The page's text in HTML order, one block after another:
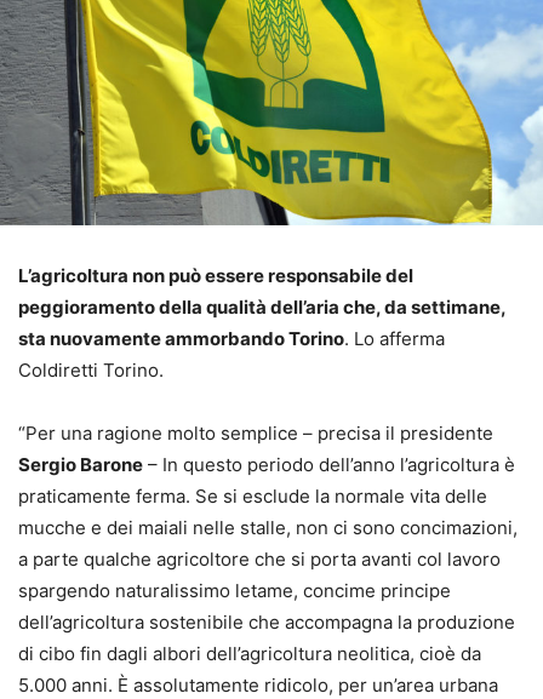
L’agricoltura non può essere responsabile del
peggioramento della qualità dell’aria che, da settimane,
sta nuovamente ammorbando Torino. Lo afferma
Coldiretti Torino.
“Per una ragione molto semplice – precisa il presidente
Sergio Barone – In questo periodo dell’anno l’agricoltura è
praticamente ferma. Se si esclude la normale vita delle
mucche e dei maiali nelle stalle, non ci sono concimazioni,
a parte qualche agricoltore che si porta avanti col lavoro
spargendo naturalissimo letame, concime principe
dell’agricoltura sostenibile che accompagna la produzione
di cibo fin dagli albori dell’agricoltura neolitica, cioè da
5.000 anni. È assolutamente ridicolo, per un’area urbana